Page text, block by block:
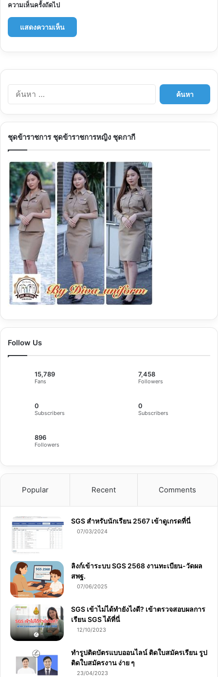
ความเห็นครั้งถัดไป
ค้นหา
สำหรับ:
ชุดข้าราชการ ชุดข้าราชการหญิง ชุดกากี
Follow Us
15,789
Fans
7,458
Followers
0
Subscribers
0
Subscribers
896
Followers
Popular Recent Comments
SGS สําหรับนักเรียน 2567 เข้าดูเกรดที่นี่
07/03/2024
ลิงก์เข้าระบบ SGS 2568 งานทะเบียน-วัดผล
สพฐ.
07/06/2025
SGS เข้าไม่ได้ทำยังไงดี? เข้าตรวจสอบผลการ
เรียน SGS ได้ที่นี่
12/10/2023
ทำรูปติดบัตรแบบออนไลน์ ติดใบสมัครเรียน รูป
ติดใบสมัครงาน ง่าย ๆ
23/04/2023